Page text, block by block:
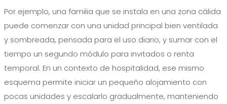
Por ejemplo, una familia que se instala en una zona cálida
puede comenzar con una unidad principal bien ventilada
y sombreada, pensada para el uso diario, y sumar con el
tiempo un segundo módulo para invitados o renta
temporal. En un contexto de hospitalidad, ese mismo
esquema permite iniciar un pequeño alojamiento con
pocas unidades y escalarlo gradualmente, manteniendo